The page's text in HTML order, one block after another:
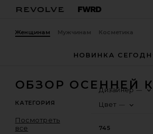
Женщинам Мужчинам Косметика
НОВИНКА
ОБЗОР ОСЕННЕЙ
КАТЕГОРИЯ
Посмотреть
все
Дизайнер —
Цвет —
745